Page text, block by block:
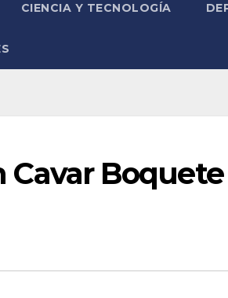
CIENCIA Y TECNOLOGÍA
Cavar